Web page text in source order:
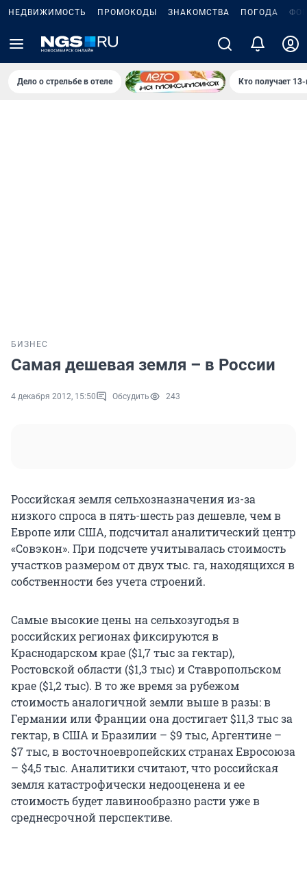
НЕДВИЖИМОСТЬ ПРОМОКОДЫ ЗНАКОМСТВА ПОГОДА
Дело о стрельбе в отеле Кто получает
БИЗНЕС
Самая дешевая земля – в России
4 декабря 2012, 15:50 Обсудить 243
Российская земля сельхозназначения из-за
низкого спроса в пять-шесть раз дешевле, чем в
Европе или США, подсчитал аналитический центр
«Совэкон». При подсчете учитывалась стоимость
участков размером от двух тыс. га, находящихся в
собственности без учета строений.
Самые высокие цены на сельхозугодья в
российских регионах фиксируются в
Краснодарском крае ($1,7 тыс за гектар),
Ростовской области ($1,3 тыс) и Ставропольском
крае ($1,2 тыс). В то же время за рубежом
стоимость аналогичной земли выше в разы: в
Германии или Франции она достигает $11,3 тыс за
гектар, в США и Бразилии – $9 тыс, Аргентине –
$7 тыс, в восточноевропейских странах Евросоюза
– $4,5 тыс. Аналитики считают, что российская
земля катастрофически недооценена и ее
стоимость будет лавинообразно расти уже в
среднесрочной перспективе.